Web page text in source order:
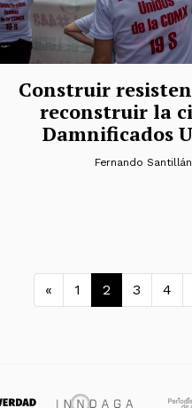
Construir
reconstruir la
Damnificados
Fernando Santillán
« 1 2 3 4